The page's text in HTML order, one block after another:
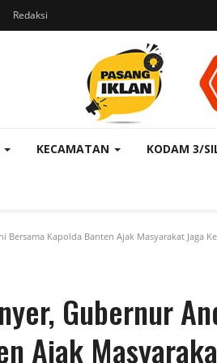
Redaksi
KECAMATAN KODAM 3/
Kapolda Banten Ajak Masyarakat Jaga
Gubernur
Ajak